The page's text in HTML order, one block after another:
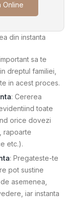
Online
din instanta
sa te
dreptul familiei,
in acest proces.
: Cererea
toate
orice dovezi
rapoarte
etc.).
: Pregateste-te
pot sustine
asemenea,
iar instanta